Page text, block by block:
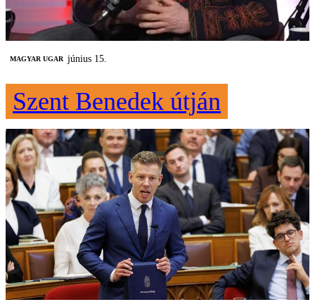
MAGYAR UGAR június 15.
Szent Benedek útján